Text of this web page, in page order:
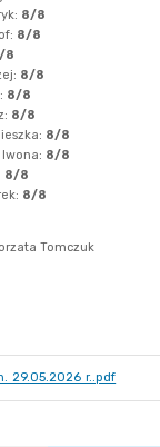
29.05.2026 r..pdf